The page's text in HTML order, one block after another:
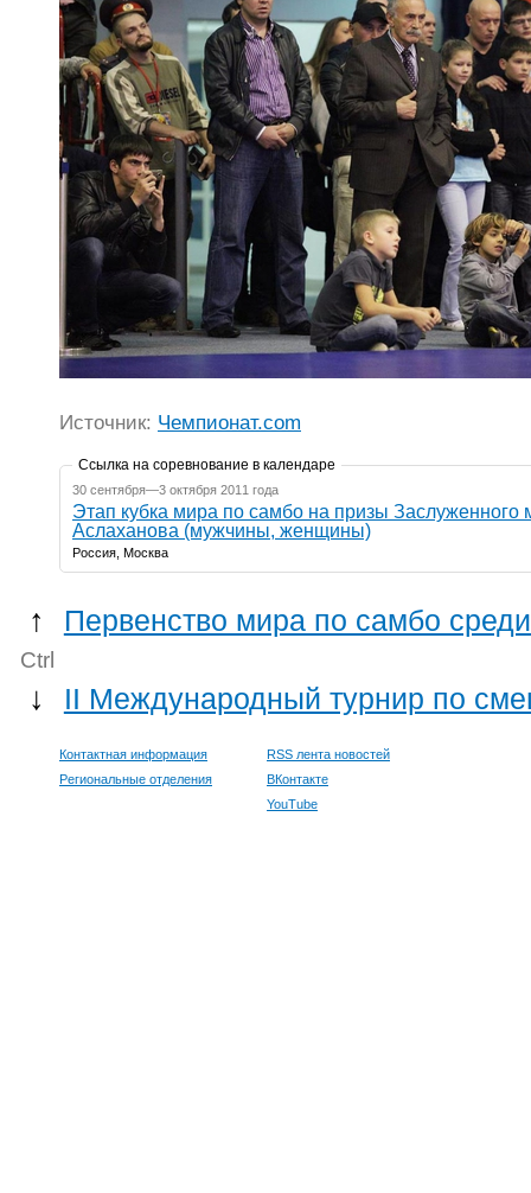
Источник: Чемпионат.com
Ссылка на соревнование в календаре
30 сентября—3 октября 2011 года
Этап кубка мира по самбо на призы Заслуженного
Аслаханова (мужчины, женщины)
Россия, Москва
↑ Первенство мира по самбо
Ctrl
↓ II Международный турнир по
Контактная информация
Региональные отделения
RSS лента новостей
ВКонтакте
YouTube